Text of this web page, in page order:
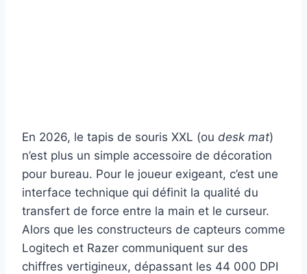
En 2026, le tapis de souris XXL (ou desk mat)
n’est plus un simple accessoire de décoration
pour bureau. Pour le joueur exigeant, c’est une
interface technique qui définit la qualité du
transfert de force entre la main et le curseur.
Alors que les constructeurs de capteurs comme
Logitech et Razer communiquent sur des
chiffres vertigineux, dépassant les 44 000 DPI